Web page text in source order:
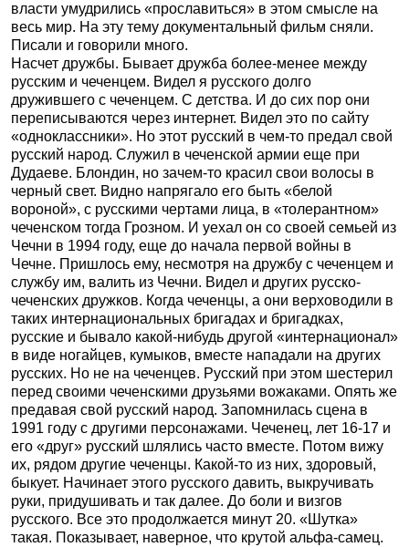
власти умудрились «прославиться» в этом смысле на
весь мир. На эту тему документальный фильм сняли.
Писали и говорили много.
Насчет дружбы. Бывает дружба более-менее между
русским и чеченцем. Видел я русского долго
дружившего с чеченцем. С детства. И до сих пор они
переписываются через интернет. Видел это по сайту
«одноклассники». Но этот русский в чем-то предал свой
русский народ. Служил в чеченской армии еще при
Дудаеве. Блондин, но зачем-то красил свои волосы в
черный свет. Видно напрягало его быть «белой
вороной», с русскими чертами лица, в «толерантном»
чеченском тогда Грозном. И уехал он со своей семьей из
Чечни в 1994 году, еще до начала первой войны в
Чечне. Пришлось ему, несмотря на дружбу с чеченцем и
службу им, валить из Чечни. Видел и других русско-
чеченских дружков. Когда чеченцы, а они верховодили в
таких интернациональных бригадах и бригадках,
русские и бывало какой-нибудь другой «интернационал»
в виде ногайцев, кумыков, вместе нападали на других
русских. Но не на чеченцев. Русский при этом шестерил
перед своими чеченскими друзьями вожаками. Опять же
предавая свой русский народ. Запомнилась сцена в
1991 году с другими персонажами. Чеченец, лет 16-17 и
его «друг» русский шлялись часто вместе. Потом вижу
их, рядом другие чеченцы. Какой-то из них, здоровый,
быкует. Начинает этого русского давить, выкручивать
руки, придушивать и так далее. До боли и визгов
русского. Все это продолжается минут 20. «Шутка»
такая. Показывает, наверное, что крутой альфа-самец.